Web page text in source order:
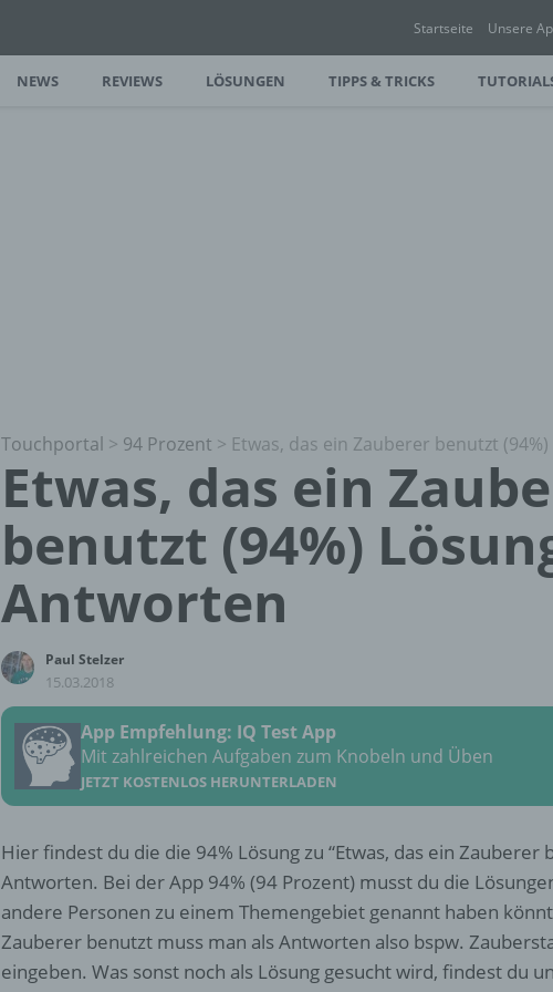
Startseite Unsere
NEWS REVIEWS LÖSUNGEN TIPPS & TRICKS
Touchportal > 94 Prozent > Etwas, das ein Zauberer benutzt
Etwas, das ein
benutzt (94%)
Antworten
Paul Stelzer
15.03.2018
App Empfehlung: IQ Test App
Mit zahlreichen Aufgaben zum Knobeln und Üben
JETZT KOSTENLOS HERUNTERLADEN
Hier findest du die die 94% Lösung zu “Etwas, das ein Zauberer
Antworten. Bei der App 94% (94 Prozent) musst du die
andere Personen zu einem Themengebiet genannt haben
Zauberer benutzt muss man als Antworten also bspw.
eingeben. Was sonst noch als Lösung gesucht wird, findest du